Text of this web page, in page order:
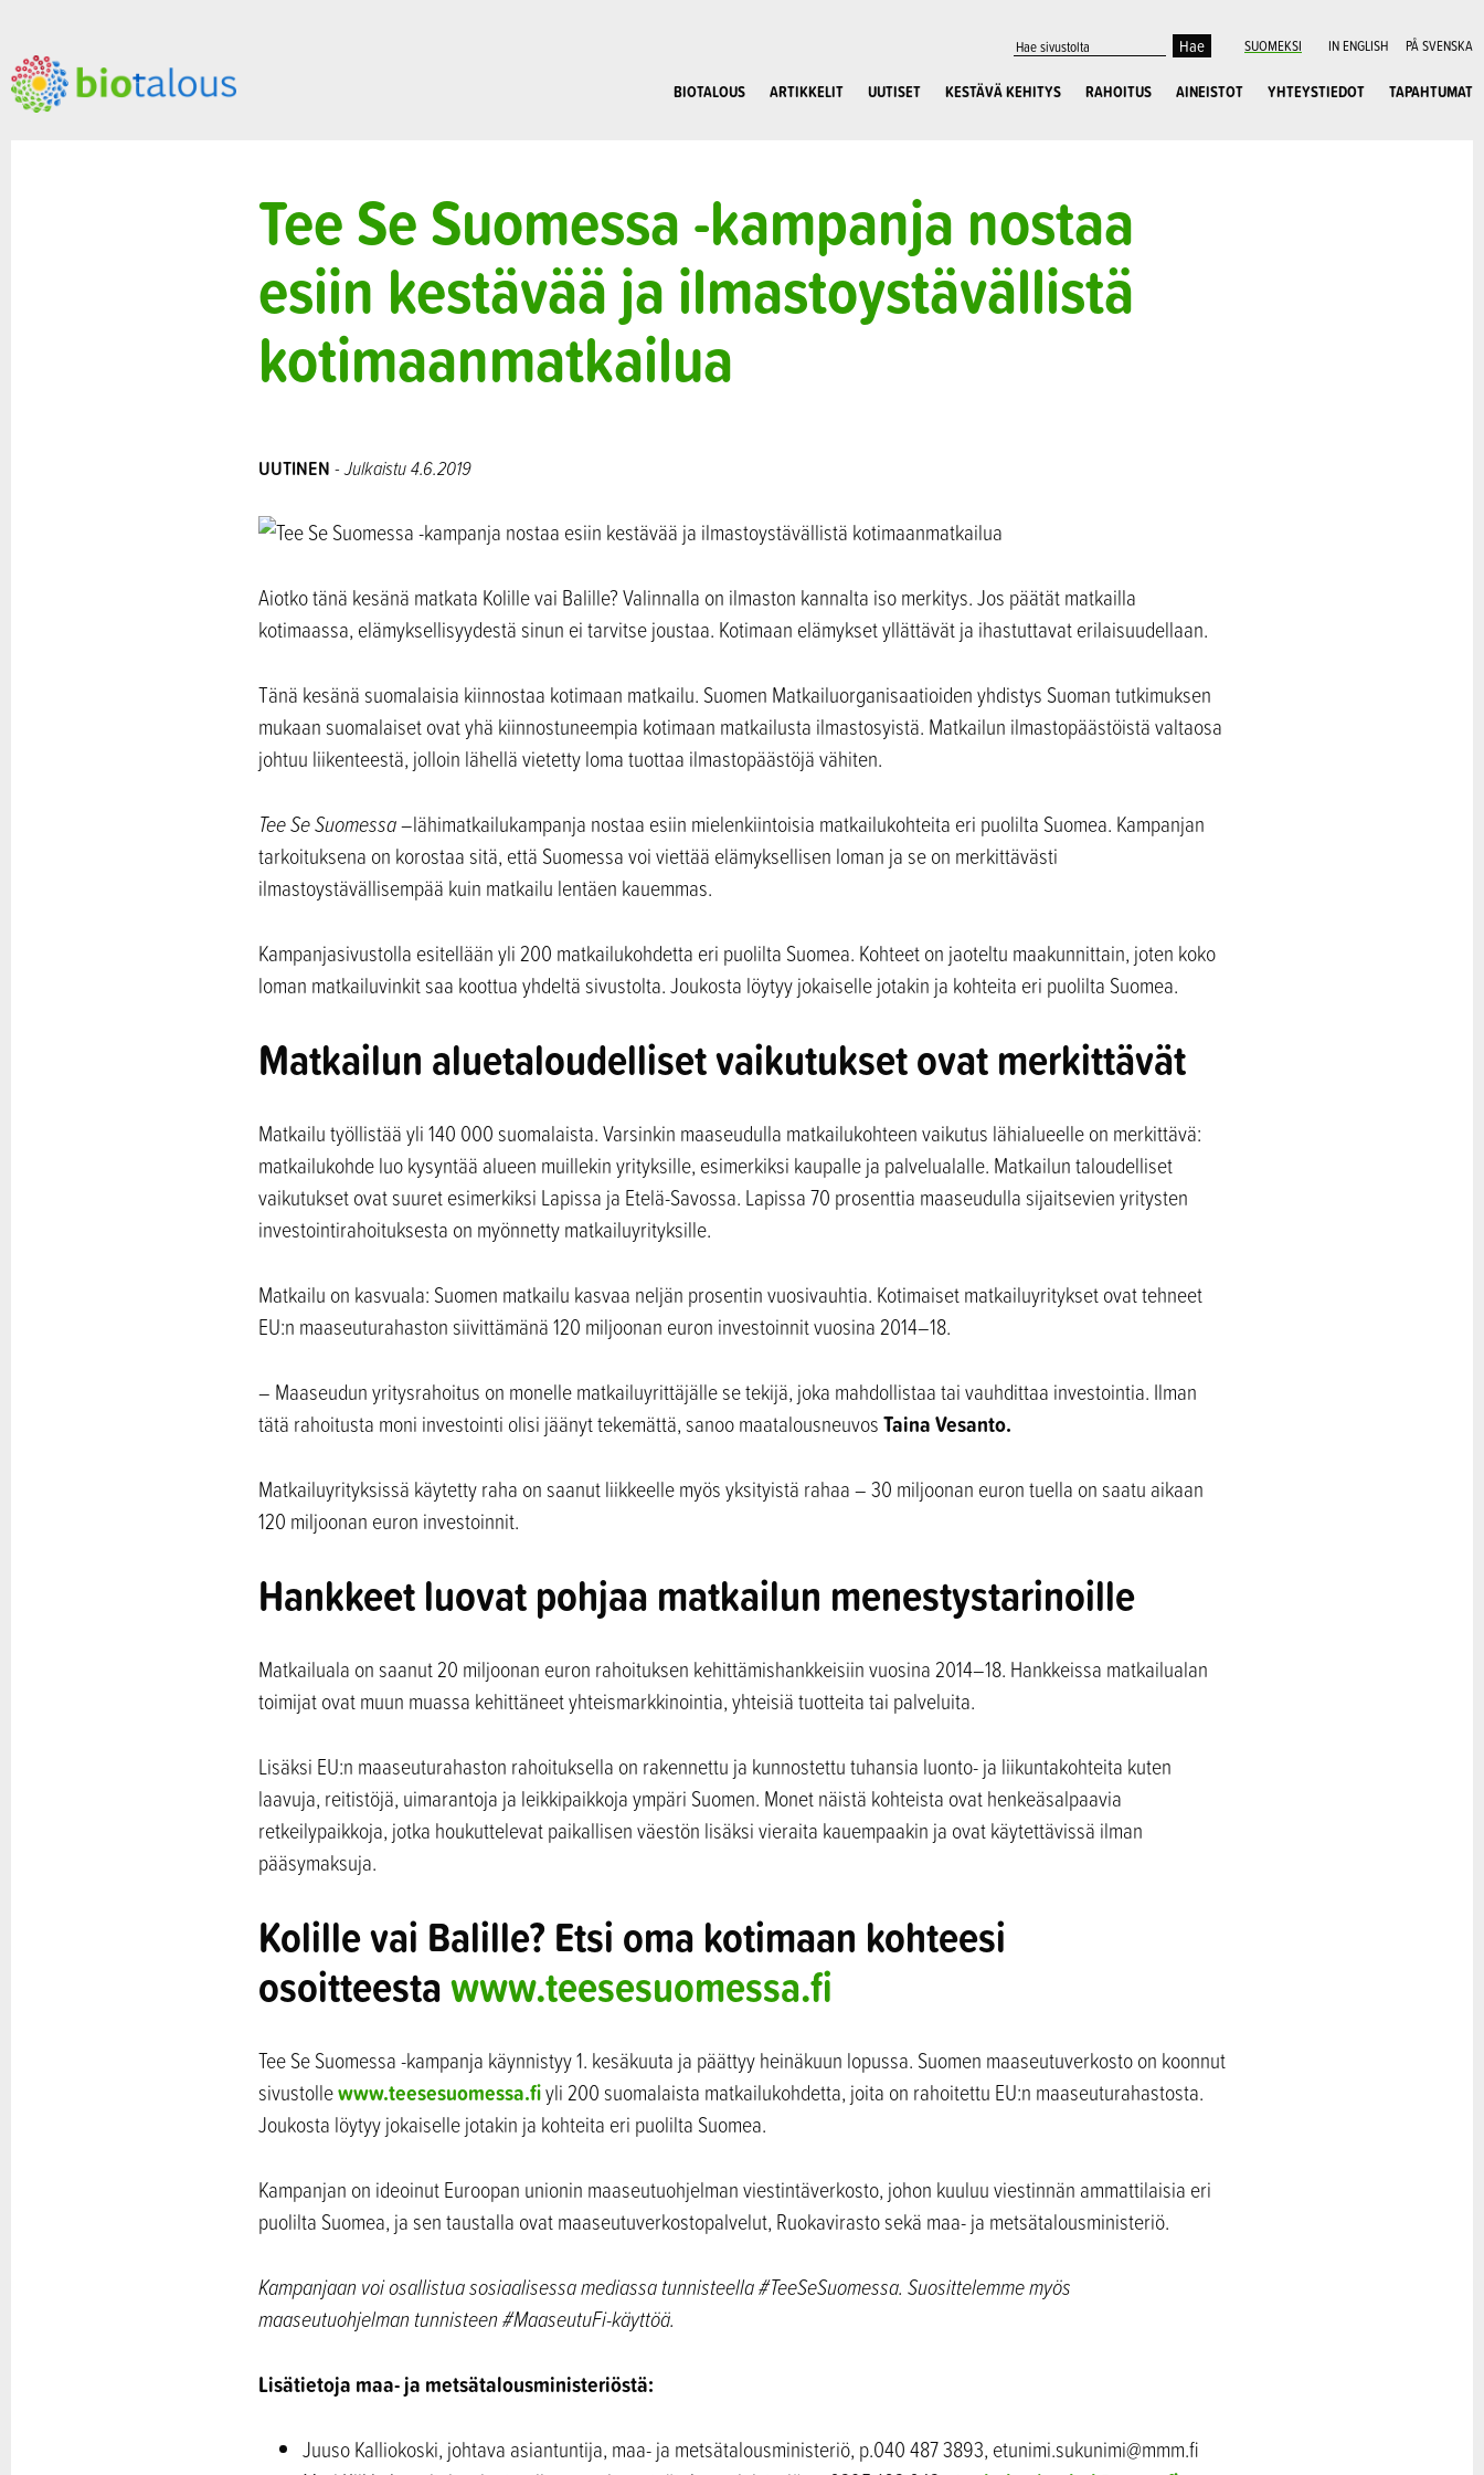
SUOMEKSI IN ENGLISH PÅ SVENSKA
BIOTALOUS ARTIKKELIT UUTISET KESTÄVÄ KEHITYS RAHOITUS AINEISTOT YHTEYSTIEDOT TAPAHTUMAT
Tee Se Suomessa -kampanja nostaa
esiin kestävää ja ilmastoystävällistä
kotimaanmatkailua
UUTINEN - Julkaistu 4.6.2019
Aiotko tänä kesänä matkata Kolille vai Balille? Valinnalla on ilmaston kannalta iso merkitys. Jos päätät matkailla
kotimaassa, elämyksellisyydestä sinun ei tarvitse joustaa. Kotimaan elämykset yllättävät ja ihastuttavat erilaisuudellaan.
Tänä kesänä suomalaisia kiinnostaa kotimaan matkailu. Suomen Matkailuorganisaatioiden yhdistys Suoman tutkimuksen
mukaan suomalaiset ovat yhä kiinnostuneempia kotimaan matkailusta ilmastosyistä. Matkailun ilmastopäästöistä valtaosa
johtuu liikenteestä, jolloin lähellä vietetty loma tuottaa ilmastopäästöjä vähiten.
Tee Se Suomessa –lähimatkailukampanja nostaa esiin mielenkiintoisia matkailukohteita eri puolilta Suomea. Kampanjan
tarkoituksena on korostaa sitä, että Suomessa voi viettää elämyksellisen loman ja se on merkittävästi
ilmastoystävällisempää kuin matkailu lentäen kauemmas.
Kampanjasivustolla esitellään yli 200 matkailukohdetta eri puolilta Suomea. Kohteet on jaoteltu maakunnittain, joten koko
loman matkailuvinkit saa koottua yhdeltä sivustolta. Joukosta löytyy jokaiselle jotakin ja kohteita eri puolilta Suomea.
Matkailun aluetaloudelliset vaikutukset ovat merkittävät
Matkailu työllistää yli 140 000 suomalaista. Varsinkin maaseudulla matkailukohteen vaikutus lähialueelle on merkittävä:
matkailukohde luo kysyntää alueen muillekin yrityksille, esimerkiksi kaupalle ja palvelualalle. Matkailun taloudelliset
vaikutukset ovat suuret esimerkiksi Lapissa ja Etelä-Savossa. Lapissa 70 prosenttia maaseudulla sijaitsevien yritysten
investointirahoituksesta on myönnetty matkailuyrityksille.
Matkailu on kasvuala: Suomen matkailu kasvaa neljän prosentin vuosivauhtia. Kotimaiset matkailuyritykset ovat tehneet
EU:n maaseuturahaston siivittämänä 120 miljoonan euron investoinnit vuosina 2014–18.
– Maaseudun yritysrahoitus on monelle matkailuyrittäjälle se tekijä, joka mahdollistaa tai vauhdittaa investointia. Ilman
tätä rahoitusta moni investointi olisi jäänyt tekemättä, sanoo maatalousneuvosTaina Vesanto.
Matkailuyrityksissä käytetty raha on saanut liikkeelle myös yksityistä rahaa – 30 miljoonan euron tuella on saatu aikaan
120 miljoonan euron investoinnit.
Hankkeet luovat pohjaa matkailun menestystarinoille
Matkailuala on saanut 20 miljoonan euron rahoituksen kehittämishankkeisiin vuosina 2014–18. Hankkeissa matkailualan
toimijat ovat muun muassa kehittäneet yhteismarkkinointia, yhteisiä tuotteita tai palveluita.
Lisäksi EU:n maaseuturahaston rahoituksella on rakennettu ja kunnostettu tuhansia luonto- ja liikuntakohteita kuten
laavuja, reitistöjä, uimarantoja ja leikkipaikkoja ympäri Suomen. Monet näistä kohteista ovat henkeäsalpaavia
retkeilypaikkoja, jotka houkuttelevat paikallisen väestön lisäksi vieraita kauempaakin ja ovat käytettävissä ilman
pääsymaksuja.
Kolille vai Balille? Etsi oma kotimaan kohteesi
osoitteestawww.teesesuomessa.fi
Tee Se Suomessa -kampanja käynnistyy 1. kesäkuuta ja päättyy heinäkuun lopussa. Suomen maaseutuverkosto on koonnut
sivustollewww.teesesuomessa.fiyli 200 suomalaista matkailukohdetta, joita on rahoitettu EU:n maaseuturahastosta.
Joukosta löytyy jokaiselle jotakin ja kohteita eri puolilta Suomea.
Kampanjan on ideoinut Euroopan unionin maaseutuohjelman viestintäverkosto, johon kuuluu viestinnän ammattilaisia eri
puolilta Suomea, ja sen taustalla ovat maaseutuverkostopalvelut, Ruokavirasto sekä maa- ja metsätalousministeriö.
Kampanjaan voi osallistua sosiaalisessa mediassa tunnisteella #TeeSeSuomessa. Suosittelemme myös
maaseutuohjelman tunnisteen #MaaseutuFi-käyttöä.
Lisätietoja maa- ja metsätalousministeriöstä:
Juuso Kalliokoski, johtava asiantuntija, maa- ja metsätalousministeriö, p.040 487 3893, etunimi.sukunimi@mmm.fi